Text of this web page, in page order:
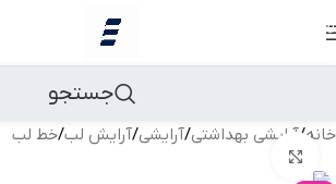
رد کردن به ناوبری
جستجو
خانه/آرایشی بهداشتی/آرایشی/آرایش لب/خط لب